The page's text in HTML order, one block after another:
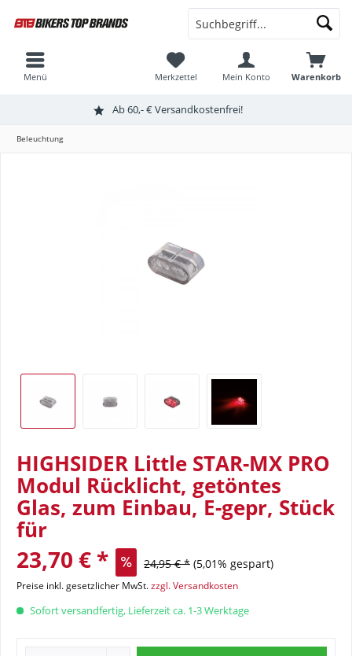
Ab 60,- € Versandkostenfrei!
Warenkorb
Merkzettel Mein Konto
Menü
Beleuchtung
HIGHSIDER Little STAR-MX PRO
Modul Rücklicht, getöntes
Glas, zum Einbau, E-gepr, Stück
für
23,70 € * 24,95 € * (5,01% gespart)
Preise inkl. gesetzlicher MwSt.zzgl. Versandkosten
Sofort versandfertig, Lieferzeit ca. 1-3 Werktage